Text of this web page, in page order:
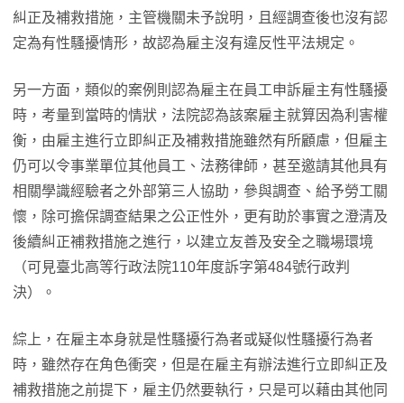
糾正及補救措施，主管機關未予說明，且經調查後也沒有認
定為有性騷擾情形，故認為雇主沒有違反性平法規定。
另一方面，類似的案例則認為雇主在員工申訴雇主有性騷擾
時，考量到當時的情狀，法院認為該案雇主就算因為利害權
衡，由雇主進行立即糾正及補救措施雖然有所顧慮，但雇主
仍可以令事業單位其他員工、法務律師，甚至邀請其他具有
相關學識經驗者之外部第三人協助，參與調查、給予勞工關
懷，除可擔保調查結果之公正性外，更有助於事實之澄清及
後續糾正補救措施之進行，以建立友善及安全之職場環境
（可見臺北高等行政法院110年度訴字第484號行政判
決）。
綜上，在雇主本身就是性騷擾行為者或疑似性騷擾行為者
時，雖然存在角色衝突，但是在雇主有辦法進行立即糾正及
補救措施之前提下，雇主仍然要執行，只是可以藉由其他同